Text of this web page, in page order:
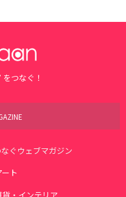
つなぐ！
ぐウェブマガジン
ート